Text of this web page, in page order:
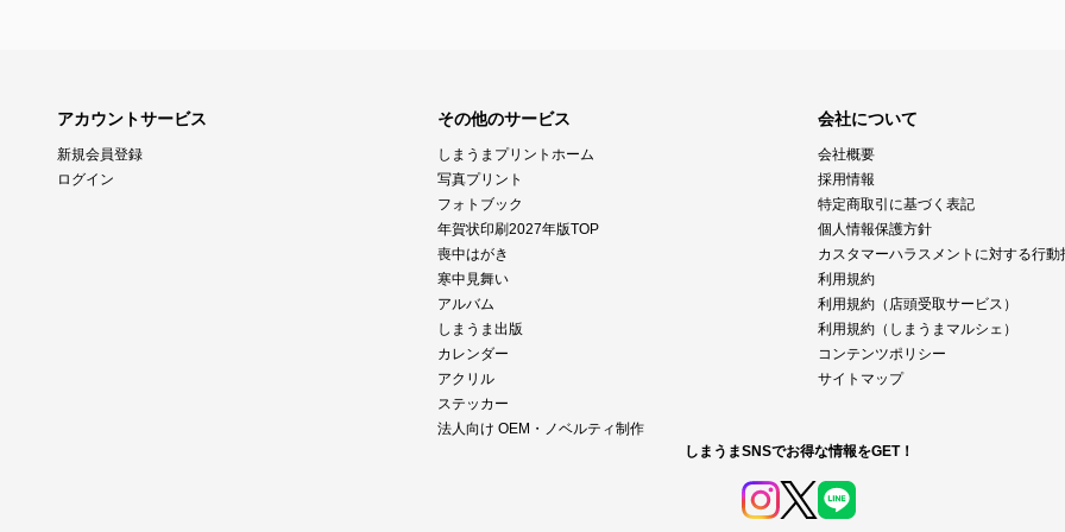
アカウントサービス
新規会員登録
ログイン
その他のサービス
しまうまプリントホーム
写真プリント
フォトブック
年賀状印刷2027年版TOP
喪中はがき
寒中見舞い
アルバム
しまうま出版
カレンダー
アクリル
ステッカー
法人向け OEM・ノベルティ制作
会社について
会社概要
採用情報
特定商取引に基づく表記
個人情報保護方針
カスタマーハラスメントに対する行動
利用規約
利用規約（店頭受取サービス）
利用規約（しまうまマルシェ）
コンテンツポリシー
サイトマップ
しまうまSNSでお得な情報をGET！